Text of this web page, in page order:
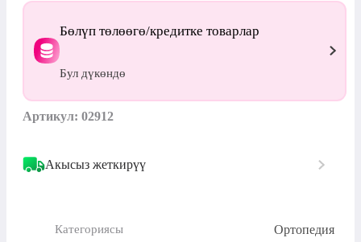
Бөлүп төлөөгө/кредитке товарлар
Бул дүкөндө
Артикул: 02912
Акысыз жеткирүү
Категориясы Ортопедия